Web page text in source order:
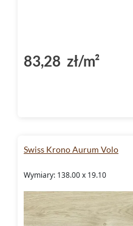
83,28 zł/m²
Swiss Krono Aurum Volo
Wymiary: 138.00 x 19.10